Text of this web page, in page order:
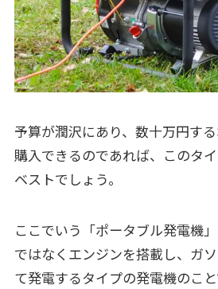
予算が潤沢にあり、数十万円す
購入できるのであれば、このタ
ベストでしょう。
ここでいう「ポータブル発電機
ではなくエンジンを搭載し、ガ
て発電するタイプの発電機のこと